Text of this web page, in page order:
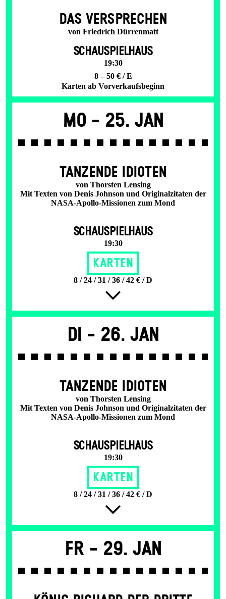
DAS VER­SPRECHEN
von Friedrich Dürrenmatt
SCHAUSPIELHAUS
19:30
8 – 50 € / E
Karten ab Vorverkaufsbeginn
Mo - 25. Jan
TANZENDE IDIOTEN
von Thorsten Lensing
Mit Texten von Denis Johnson und Originalzitaten der
NASA-Apollo-Missionen zum Mond
SCHAUSPIELHAUS
19:30
Karten
8 / 24 / 31 / 36 / 42 € / D
Di - 26. Jan
TANZENDE IDIOTEN
von Thorsten Lensing
Mit Texten von Denis Johnson und Originalzitaten der
NASA-Apollo-Missionen zum Mond
SCHAUSPIELHAUS
19:30
Karten
8 / 24 / 31 / 36 / 42 € / D
Fr - 29. Jan